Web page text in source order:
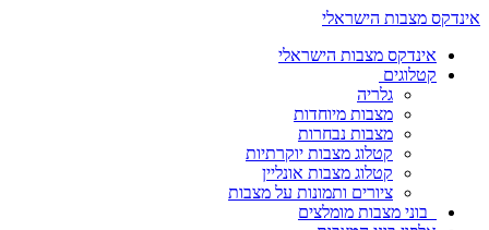
אינדקס מצבות הישראלי
אינדקס מצבות הישראלי
קטלוגים
גלריה
מצבות מיוחדות
מצבות נבחרות
קטלוג מצבות יוקרתיות
קטלוג מצבות אונליין
ציורים ותמונות על מצבות
בוני מצבות מומלצים